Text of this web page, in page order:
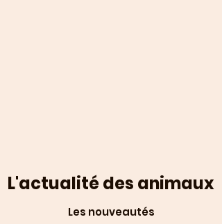
L'actualité des animaux
Les nouveautés